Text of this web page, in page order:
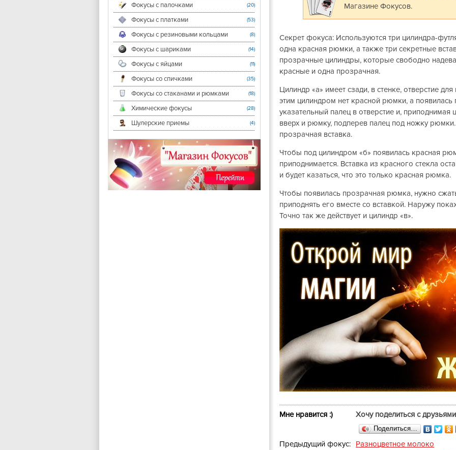
Фокусы с палочками (20)
Фокусы с платками (53)
Фокусы с резиновыми кольцами (8)
Фокусы с шариками (14)
Фокусы с яйцами (11)
Фокусы со спичками (35)
Фокусы со стаканами и рюмками (18)
Химические фокусы (28)
Шулерские приемы (4)
Магазине Фокусов.
Секрет фокуса: Используются три цилиндра-
одна красная рюмки, а также три секретные
прозрачные цилиндры, которые свободно
красные и одна прозрачная.
Цилиндр «а» имеет сзади, в стенке, отверстие
этим цилиндром нет красной рюмки, а появилась
указательный палец в отверстие и, приподнимая
вверх и рюмку, подперев палец под ножку
прозрачная вставка.
Чтобы под цилиндром «б» появилась красная
приподнимается. Вставка из красного стекла
и будет казаться, что это только красная рюмка.
Чтобы появилась прозрачная рюмка, нужно
приподнять его вместе со вставкой. Наружу
Точно так же действует и цилиндр «в».
Мне нравится :) Хочу поделиться с
Поделиться…
Предыдущий фокус:
Разноцветное молоко